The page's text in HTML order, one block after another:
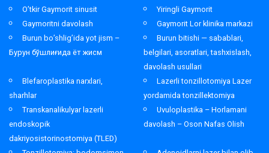
O’tkir Gaymorit sinusit
Yiringli Gaymorit
Gaymoritni davolash
Gaymorit Lor klinika markazi
Burun bo’shlig’ida yot jism –
Бурун бўшлиғида ёт жисм
Burun bitishi — sabablari,
belgilari, asoratlari, tashxislash,
davolash usullari
Blefaroplastika narxlari,
sharhlar
Lazerli tonzillotomiya Lazer
yordamida tonzillektomiya
Transkanalikulyar lazerli
endoskopik
dakriyosistorinostomiya (TLED)
Uvuloplastika – Horlamani
davolash – Oson Nafas Olish